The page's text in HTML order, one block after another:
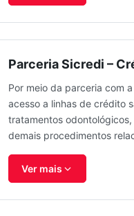
Parceria Sicredi –
Por meio da parceria com
acesso a linhas de crédito
tratamentos
demais procedimentos
Ver mais